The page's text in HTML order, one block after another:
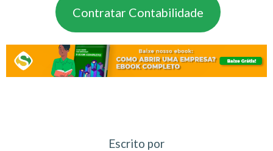
Contratar Contabilidade
Escrito por